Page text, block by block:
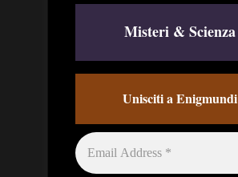
Misteri & Scienza
Unisciti a Enigmundi